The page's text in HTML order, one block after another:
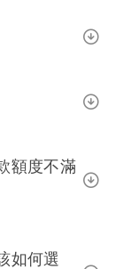
額度不滿
如何選